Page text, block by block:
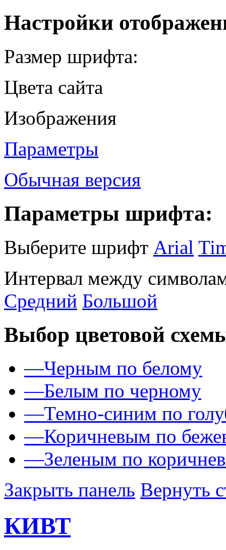
Настройки
Размер шрифта:
Цвета сайта
Изображения
Параметры
Обычная версия
Параметры шрифта:
Выберите шрифт Arial
Интервал между
Средний Большой
Выбор цветовой
—Черным по белому
—Белым по черному
—Темно-синим по
—Коричневым по
—Зеленым по
Закрыть панель Вернуть
КИВТ